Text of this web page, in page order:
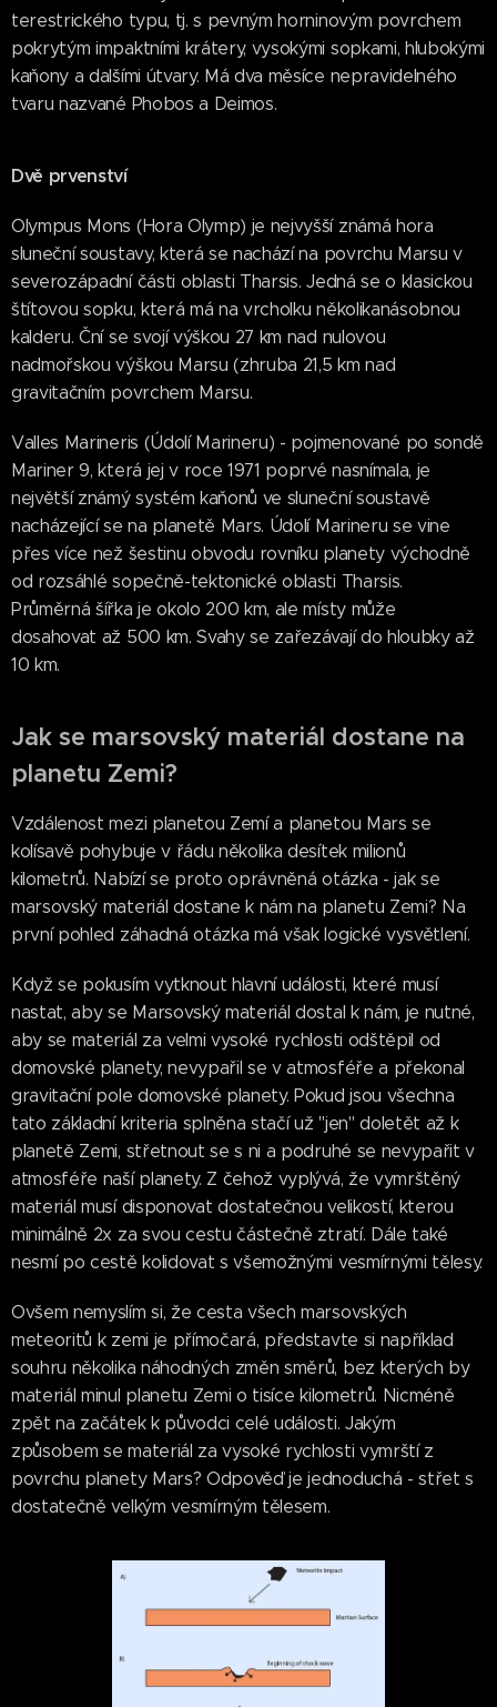
terestrického typu, tj. s pevným horninovým povrchem
pokrytým impaktními krátery, vysokými sopkami, hlubokými
kaňony a dalšími útvary. Má dva měsíce nepravidelného
tvaru nazvané Phobos a Deimos.
Dvě prvenství
Olympus Mons (Hora Olymp) je nejvyšší známá hora
sluneční soustavy, která se nachází na povrchu Marsu v
severozápadní části oblasti Tharsis. Jedná se o klasickou
štítovou sopku, která má na vrcholku několikanásobnou
kalderu. Ční se svojí výškou 27 km nad nulovou
nadmořskou výškou Marsu (zhruba 21,5 km nad
gravitačním povrchem Marsu.
Valles Marineris (Údolí Marineru) - pojmenované po sondě
Mariner 9, která jej v roce 1971 poprvé nasnímala, je
největší známý systém kaňonů ve sluneční soustavě
nacházející se na planetě Mars. Údolí Marineru se vine
přes více než šestinu obvodu rovníku planety východně
od rozsáhlé sopečně-tektonické oblasti Tharsis.
Průměrná šířka je okolo 200 km, ale místy může
dosahovat až 500 km. Svahy se zařezávají do hloubky až
10 km.
Jak se marsovský materiál dostane na
planetu Zemi?
Vzdálenost mezi planetou Zemí a planetou Mars se
kolísavě pohybuje v řádu několika desítek milionů
kilometrů. Nabízí se proto oprávněná otázka - jak se
marsovský materiál dostane k nám na planetu Zemi? Na
první pohled záhadná otázka má však logické vysvětlení.
Když se pokusím vytknout hlavní události, které musí
nastat, aby se Marsovský materiál dostal k nám, je nutné,
aby se materiál za velmi vysoké rychlosti odštěpil od
domovské planety, nevypařil se v atmosféře a překonal
gravitační pole domovské planety. Pokud jsou všechna
tato základní kriteria splněna stačí už "jen" doletět až k
planetě Zemi, střetnout se s ni a podruhé se nevypařit v
atmosféře naší planety. Z čehož vyplývá, že vymrštěný
materiál musí disponovat dostatečnou velikostí, kterou
minimálně 2x za svou cestu částečně ztratí. Dále také
nesmí po cestě kolidovat s všemožnými vesmírnými tělesy.
Ovšem nemyslím si, že cesta všech marsovských
meteoritů k zemi je přímočará, představte si například
souhru několika náhodných změn směrů, bez kterých by
materiál minul planetu Zemi o tisíce kilometrů. Nicméně
zpět na začátek k původci celé události. Jakým
způsobem se materiál za vysoké rychlosti vymrští z
povrchu planety Mars? Odpověď je jednoduchá - střet s
dostatečně velkým vesmírným tělesem.